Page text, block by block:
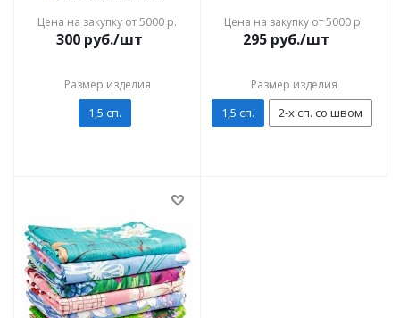
Цена на закупку от 5000 р.
300 руб./шт
Размер изделия
1,5 сп.
Цена на закупку от 5000 р.
295 руб./шт
Размер изделия
1,5 сп. 2-х сп. со швом